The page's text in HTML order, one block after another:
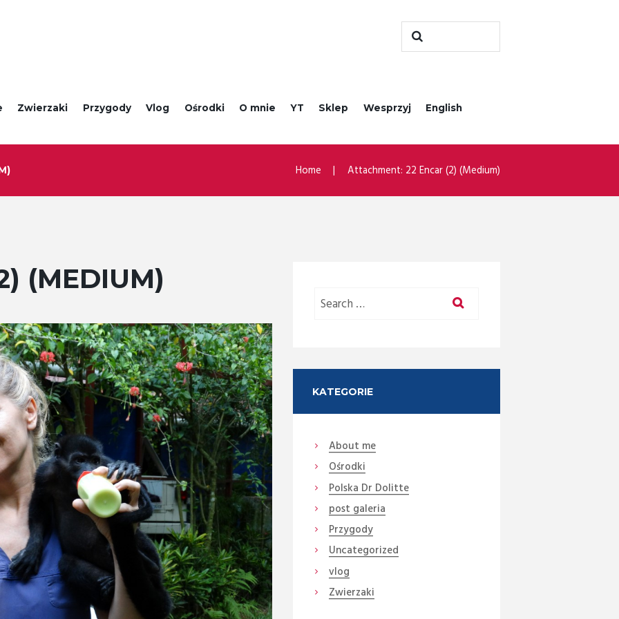
Zwierzaki Przygody Vlog Ośrodki O mnie YT Sklep Wesprzyj English
Home Attachment: 22 Encar (2) (Medium)
(MEDIUM)
Next item
KATEGORIE
About me
Ośrodki
Polska Dr Dolitte
post galeria
Przygody
Uncategorized
vlog
Zwierzaki